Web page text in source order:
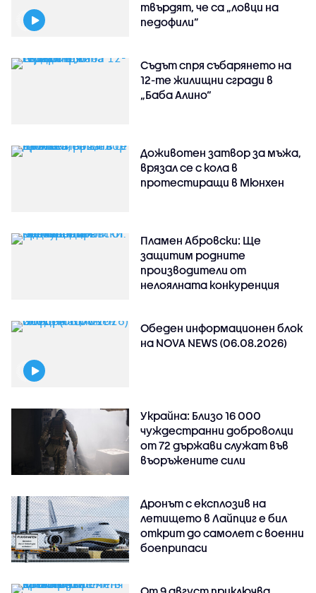
твърдят, че са „ловци на
педофили”
Съдът спря събарянето на
12-те жилищни сгради в
„Баба Алино“
Доживотен затвор за мъжа,
врязал се с кола в
протестиращи в Мюнхен
Пламен Абровски: Ще
защитим родните
производители от
нелоялната конкуренция
Обеден информационен блок
на NOVA NEWS (06.08.2026)
Украйна: Близо 16 000
чуждестранни доброволци
от 72 държави служат във
въоръжените сили
Дронът с експлозив на
летището в Лайпциг е бил
открит до самолет с военни
боеприпаси